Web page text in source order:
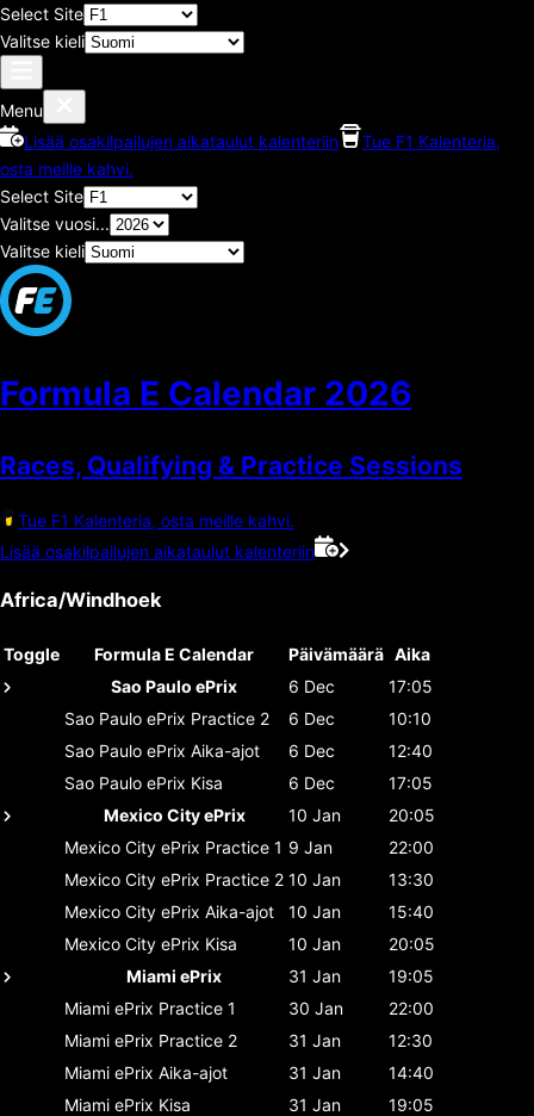
Select Site
Valitse kieli
Menu
Lisää osakilpailujen aikataulut kalenteriin
Tue F1 Kalenteria,
osta meille kahvi.
Select Site
Valitse vuosi...
Valitse kieli
Formula E Calendar 2026
Races, Qualifying & Practice Sessions
Tue F1 Kalenteria, osta meille kahvi.
Lisää osakilpailujen aikataulut kalenteriin
Africa/Windhoek
Toggle Formula E Calendar Päivämäärä Aika
Sao Paulo ePrix
6 Dec
17:05
Sao Paulo ePrix Practice 2 6 Dec
10:10
Sao Paulo ePrix Aika-ajot 6 Dec
12:40
Sao Paulo ePrix Kisa 6 Dec
17:05
Mexico City ePrix
10 Jan
20:05
Mexico City ePrix Practice 1 9 Jan
22:00
Mexico City ePrix Practice 2 10 Jan
13:30
Mexico City ePrix Aika-ajot 10 Jan
15:40
Mexico City ePrix Kisa 10 Jan
20:05
Miami ePrix
31 Jan
19:05
Miami ePrix Practice 1 30 Jan
22:00
Miami ePrix Practice 2 31 Jan
12:30
Miami ePrix Aika-ajot 31 Jan
14:40
Miami ePrix Kisa 31 Jan
19:05